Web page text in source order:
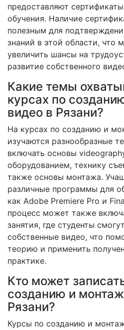
предоставляют
обучения. Наличие
полезным для
знаний в этой области, что
увеличить шансы на
развитие собственного
Какие темы
курсах по
видео в Рязани?
На курсах по созданию и
изучаются разнообразные
включать основы
оборудованием, технику
также основы монтажа.
различные программы для
как Adobe Premiere Pro и
процесс может также
занятия, где студенты
собственные видео, что
теорию и применить
практике.
Кто может
созданию и
Рязани?
Курсы по созданию и